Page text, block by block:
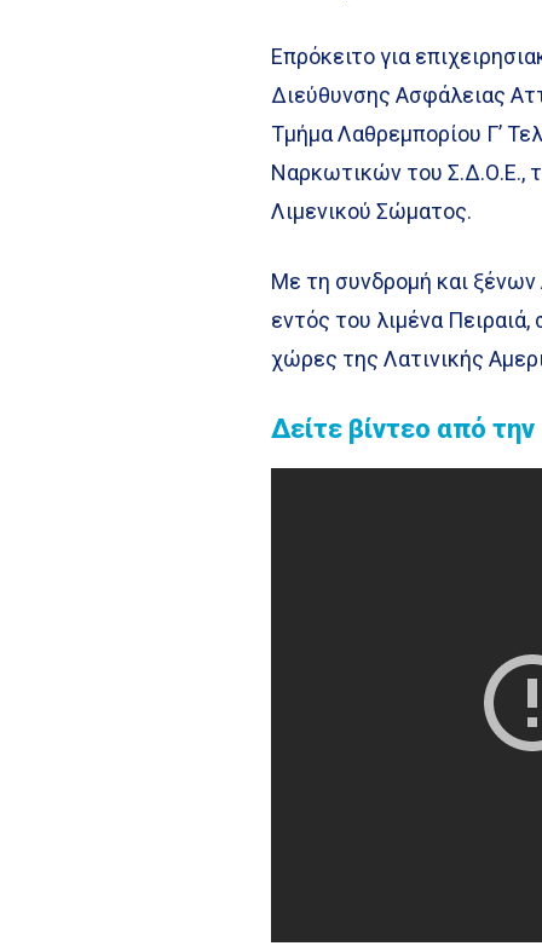
Επρόκειτο για
Διεύθυνσης Ασφάλειας
Τμήμα Λαθρεμπορίου Γ’
Ναρκωτικών του Σ.Δ.Ο.Ε.,
Λιμενικού Σώματος.
Με τη συνδρομή και
εντός του λιμένα
χώρες της Λατινικής
Δείτε βίντεο από